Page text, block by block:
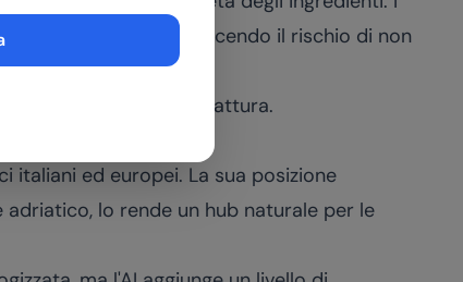
di tracciabilità, riducendo il rischio di non
nella sezione
manifattura.
italiani ed europei. La sua posizione
lo rende un hub naturale per le